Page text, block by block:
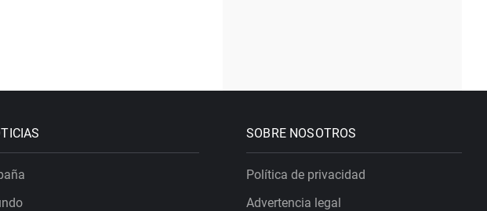
SOBRE NOSOTROS
Política de privacidad
Advertencia legal